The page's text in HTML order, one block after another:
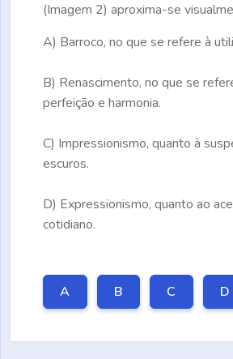
(Imagem 2) aproxima-se
A) Barroco, no que se refere à
B) Renascimento, no que se
perfeição e harmonia.
C) Impressionismo, quanto à
escuros.
D) Expressionismo, quanto ao
cotidiano.
A B C D